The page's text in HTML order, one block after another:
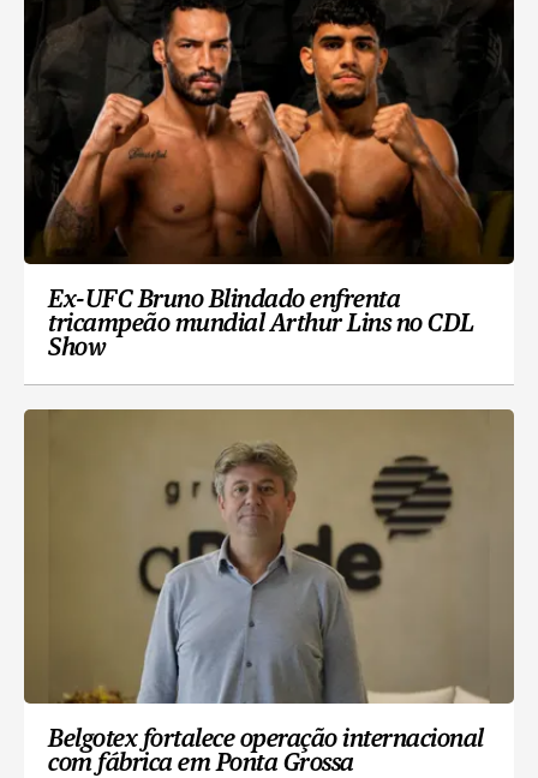
Ex-UFC Bruno Blindado enfrenta
tricampeão mundial Arthur Lins no CDL
Show
Belgotex fortalece operação internacional
com fábrica em Ponta Grossa